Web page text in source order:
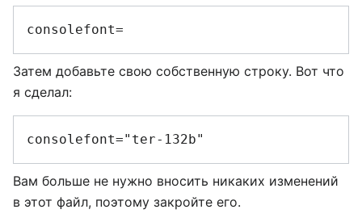
Затем добавьте свою собственную строку. Вот что
я сделал:
Вам больше не нужно вносить никаких изменений
в этот файл, поэтому закройте его.